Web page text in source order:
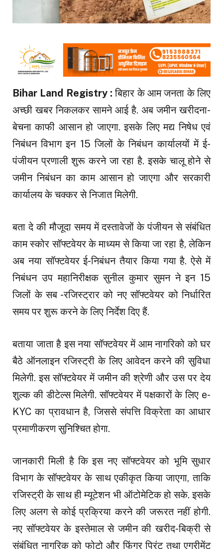
Bihar Land Registry : बिहार के आम जनता के लिए
अच्छी खबर निकलकर सामने आई है. अब जमीन खरीदना-
बेचना काफी आसान हो जाएगा. इसके लिए मद्य निषेध एवं
निबंधन विभाग इन 15 जिलों के निबंधन कार्यालयों में ई-
पंजीयन प्रणाली शुरू करने जा रहा है. इसके चालू होने से
जमीन निबंधन का काम आसान हो जाएगा और सरकारी
कार्यालय के चक्कर से निजात मिलेगी.
बता दे की मौजूदा समय में दस्तावेजों के पंजीयन से संबंधित
काम स्कोर सॉफ्टवेयर के माध्यम से किया जा रहा है, लेकिन
अब नया सॉफ्टवेयर ई-निबंधन तैयार किया गया है. ऐसे में
निबंधन उप महानिरीक्षक सुनील कुमार सुमन ने इन 15
जिलों के सब -रजिस्ट्रार को नए सॉफ्टवेयर को निर्धारित
समय पर शुरू करने के लिए निर्देश दिए हैं.
बताया जाता है इस नया सॉफ्टवेयर में आम नागरिको को घर
बैठे ऑनलाइन रजिस्ट्री के लिए आवेदन करने की सुविधा
मिलेगी. इस सॉफ्टवेयर में जमीन की श्रेणी और उस पर देय
शुल्क की डीटेल्स मिलेगी. सॉफ्टवेयर में पक्षकारों के लिए e-
KYC का प्रावधान है, जिससे संपत्ति विक्रेता का आधार
प्रमाणीकरण सुनिश्चित होगा.
जानकारी मिली है कि इस नए सॉफ्टवेयर को भूमि सुधार
विभाग के सॉफ्टवेयर के साथ एकीकृत किया जाएगा, ताकि
रजिस्ट्री के साथ ही म्यूटेशन भी ऑटोमेटिक हो सके. इसके
लिए अलग से कोई प्रक्रिया करने की जरूरत नहीं होगी.
नए सॉफ्टवेयर के इस्तेमाल से जमीन की खरीद-बिक्री से
संबंधित नागरिक को फोटो और फिंगर प्रिंट तथा एग्रीमेंट